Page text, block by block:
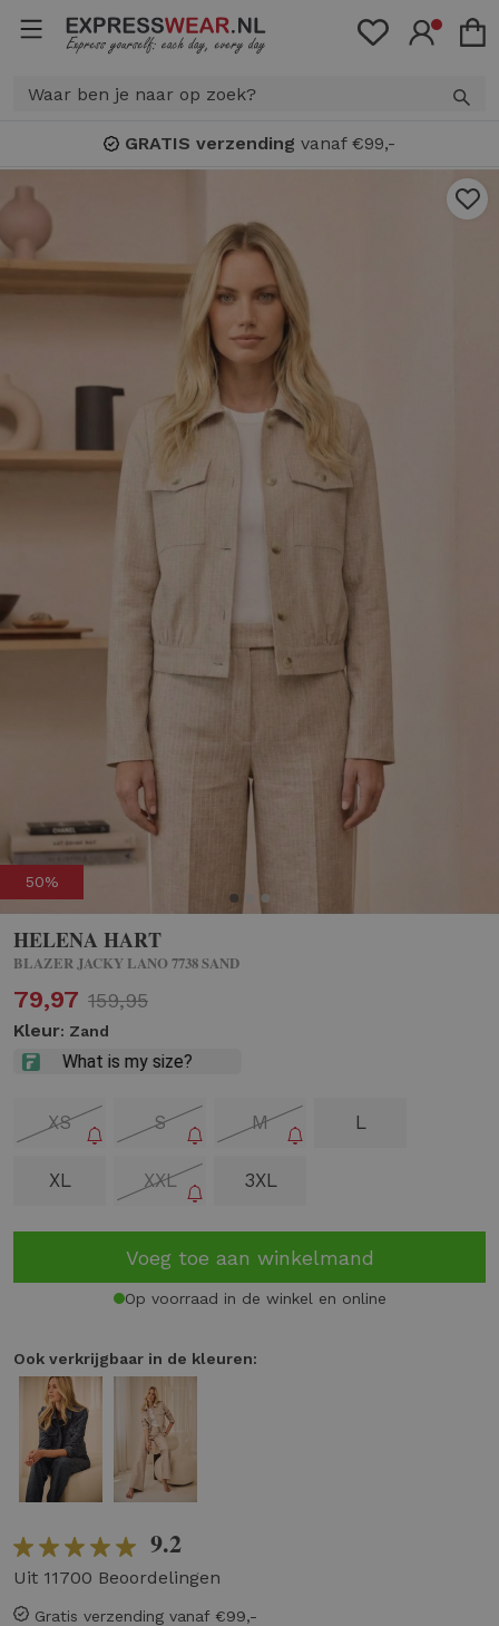
GRATIS verzending vanaf €99,-
50%
HELENA HART
BLAZER JACKY LANO 7738 SAND
79,97 159,95
Kleur: Zand
XS S M L
XL XXL 3XL
Voeg toe aan winkelmand
Op voorraad in de winkel en online
Ook verkrijgbaar in de kleuren:
9.2
Uit 11700 Beoordelingen
Gratis verzending vanaf €99,-